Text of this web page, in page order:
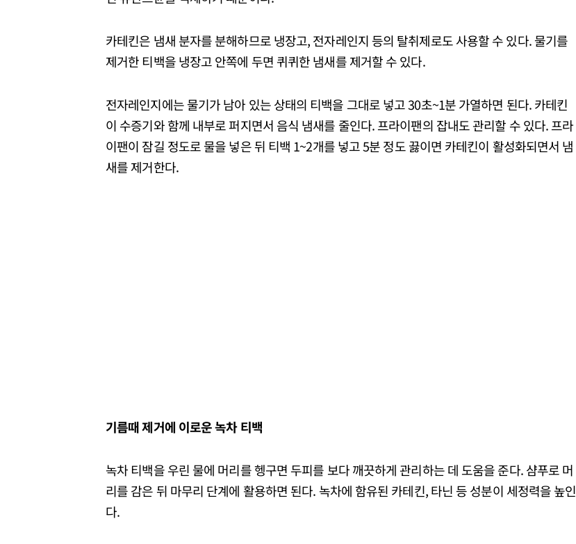
카테킨은 냄새 분자를 분해하므로 냉장고, 전자레인지 등의 탈취제로도 사용할 수 있다. 물기를
제거한 티백을 냉장고 안쪽에 두면 퀴퀴한 냄새를 제거할 수 있다.
전자레인지에는 물기가 남아 있는 상태의 티백을 그대로 넣고 30초~1분 가열하면 된다. 카테킨
이 수증기와 함께 내부로 퍼지면서 음식 냄새를 줄인다. 프라이팬의 잡내도 관리할 수 있다. 프라
이팬이 잠길 정도로 물을 넣은 뒤 티백 1~2개를 넣고 5분 정도 끓이면 카테킨이 활성화되면서 냄
새를 제거한다.
기름때 제거에 이로운 녹차 티백
녹차 티백을 우린 물에 머리를 헹구면 두피를 보다 깨끗하게 관리하는 데 도움을 준다. 샴푸로 머
리를 감은 뒤 마무리 단계에 활용하면 된다. 녹차에 함유된 카테킨, 타닌 등 성분이 세정력을 높인
다.